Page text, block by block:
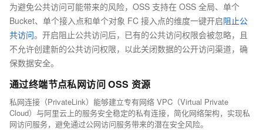
为避免公共访问可能带来的风险，OSS 支持在 OSS 全局、单个
Bucket、单个接入点和单个对象 FC 接入点的维度一键开启阻止公
共访问。开启阻止公共访问后，已有的公共访问权限会被忽略，且
不允许创建新的公共访问权限，以此关闭数据的公开访问渠道，确
保数据安全。
通过终端节点私网访问 OSS 资源
私网连接（PrivateLink）能够建立专有网络 VPC（Virtual Private
Cloud）与阿里云上的服务安全稳定的私有连接，简化网络架构，实现私
网访问服务，避免通过公网访问服务带来的潜在安全风险。